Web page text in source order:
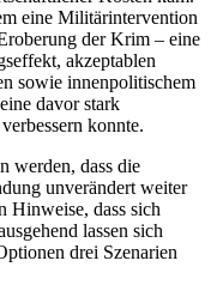
eine Militärintervention
der Krim – eine
akzeptablen
sowie innenpolitischem
davor stark
konnte.
werden, dass die
unverändert weiter
Hinweise, dass sich
lassen sich
drei Szenarien